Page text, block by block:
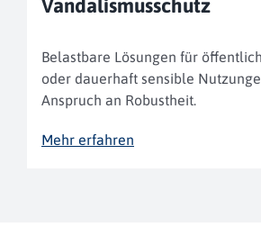
Vandalis­mus­schutz
Belastbare Lösungen für
oder dauerhaft sensible
Anspruch an Robustheit.
Mehr erfahren